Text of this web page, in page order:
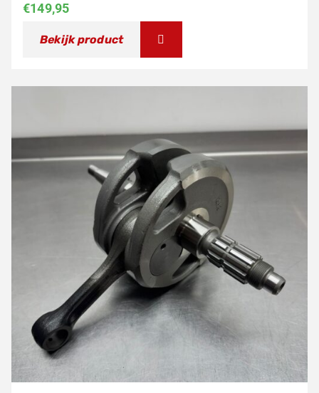
€149,95
Bekijk product